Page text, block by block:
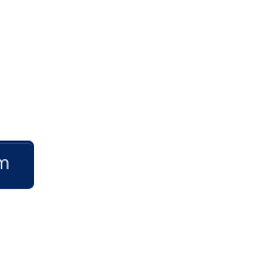
significativas y
del proyecto están
creación del huerto escolar,
En éstas se
cuidado,